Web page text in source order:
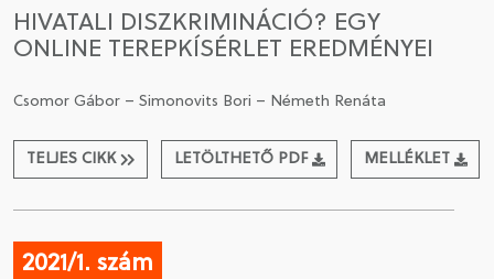
HIVATALI DISZKRIMINÁCIÓ? EGY
ONLINE TEREPKÍSÉRLET EREDMÉNYEI
Csomor Gábor – Simonovits Bori – Németh Renáta
TELJES CIKK LETÖLTHETŐ PDF MELLÉKLET
2021/1. szám